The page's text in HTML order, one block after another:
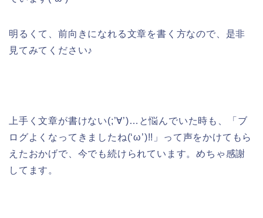
明るくて、前向きになれる文章を書く方なので、是非
見てみてください♪
上手く文章が書けない(;’∀’)…と悩んでいた時も、「ブ
ログよくなってきましたね(‘ω’)!!」って声をかけてもら
えたおかげで、今でも続けられています。めちゃ感謝
してます。